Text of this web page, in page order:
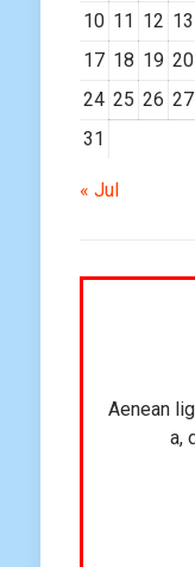
10 11 12 13
17 18 19 20
24 25 26 27
31
« Jul
Aenean
a,